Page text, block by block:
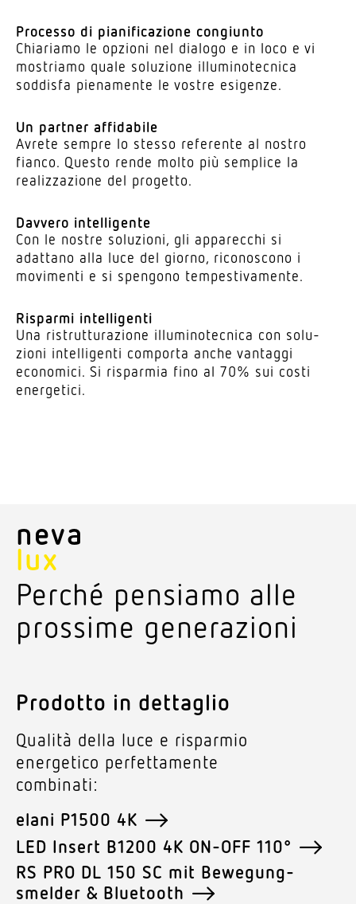
Processo di piani­fi­ca­zione congiunto
Chia­riamo le opzioni nel dialogo e in loco e vi
mostriamo quale solu­zione illu­mi­no­tecnica
soddisfa piena­mente le vostre esigenze.
Un partner affidabile
Avrete sempre lo stesso refe­rente al nostro
fianco. Questo rende molto più semplice la
realiz­za­zione del progetto.
Davvero intel­li­gente
Con le nostre solu­zioni, gli appa­recchi si
adattano alla luce del giorno, rico­no­scono i
movi­menti e si spengono tempestivamente.
Risparmi intel­li­genti
Una ristrut­tu­ra­zione illu­mi­no­tecnica con solu­
zioni intel­li­genti comporta anche vantaggi
economici. Si risparmia fino al 70% sui costi
energetici.
neva
lux
Perché pensiamo alle
prossime generazioni
Prodotto in dettaglio
Qualità della luce e risparmio
ener­getico perfet­ta­mente
combinati:
elani P1500 4K
LED Insert B1200 4K ON-OFF 110°
RS PRO DL 150 SC mit Bewe­gung­
smelder & Bluetooth